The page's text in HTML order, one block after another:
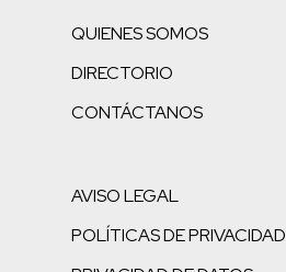
QUIENES SOMOS
DIRECTORIO
CONTÁCTANOS
AVISO LEGAL
POLÍTICAS DE PRIVACIDAD